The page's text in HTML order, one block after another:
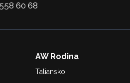
60 68
AW Rodina
Taliansko